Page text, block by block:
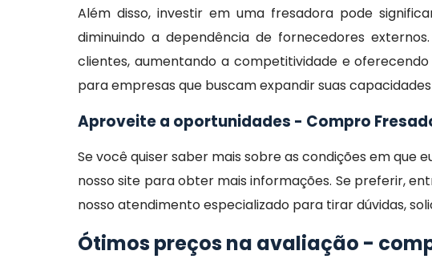
Além disso, investir em uma fresadora pode
diminuindo a dependência de fornecedores
clientes, aumentando a competitividade e
para empresas que buscam expandir suas
Aproveite a oportunidades - Compro
Se você quiser saber mais sobre as condições em que
nosso site para obter mais informações. Se preferir,
nosso atendimento especializado para tirar dúvidas,
Ótimos preços na avaliação -